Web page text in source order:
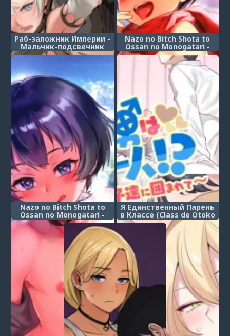
Раб-заложник Империи -
Мальчик-подсвечник
(Hostage Slave of the
Empire - The Candle Boy)
Nazo no Bitch Shota to
Ossan no Monogatari -
Глава 1 (Мальчик
шлюшка - В истории о
мужике и загадочном
мальчике!)
Nazo no Bitch Shota to
Ossan no Monogatari -
Глава 2 (Мальчик
шлюшка - В истории о
мужике и загадочном
мальчике!)
Я Единственный Парень
в Классе (Class de Otoko
wa Boku Hitori!? ~Kawaii
Anoko-tachi ni
Kakomarete~)